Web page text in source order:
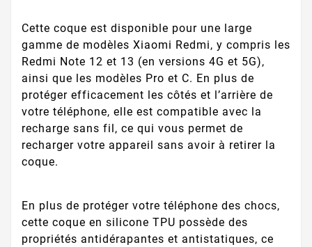
Cette coque est disponible pour une large
gamme de modèles Xiaomi Redmi, y compris les
Redmi Note 12 et 13 (en versions 4G et 5G),
ainsi que les modèles Pro et C. En plus de
protéger efficacement les côtés et l’arrière de
votre téléphone, elle est compatible avec la
recharge sans fil, ce qui vous permet de
recharger votre appareil sans avoir à retirer la
coque.
En plus de protéger votre téléphone des chocs,
cette coque en silicone TPU possède des
propriétés antidérapantes et antistatiques, ce